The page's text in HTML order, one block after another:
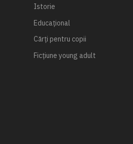
Istorie
Educațional
Cărți pentru copii
Ficțiune young adult